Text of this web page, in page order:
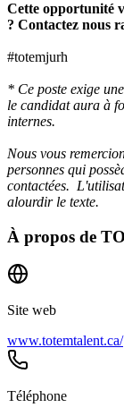
Cette opportunité
? Contactez nous
#totemjurh
* Ce poste exige
le candidat aura à
internes.
Nous vous
personnes qui
contactées.
alourdir le texte.
À propos de
Site web
www.totemtalent.ca/
Téléphone